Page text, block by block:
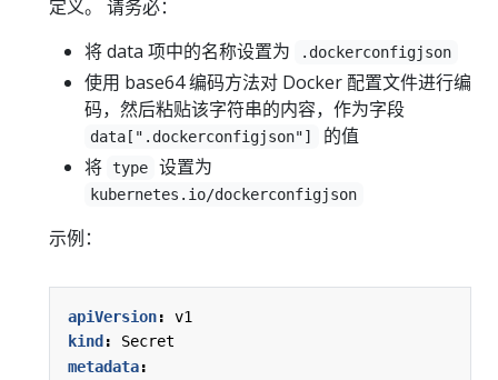
定义。 请务必：
将 data 项中的名称设置为
.dockerconfigjson
使用 base64 编码方法对 Docker 配置文件进行编
码，然后粘贴该字符串的内容，作为字段
data[".dockerconfigjson"]
的值
将 type 设置为
kubernetes.io/dockerconfigjson
示例：
apiVersion:
v1
kind :
Secret
metadata: